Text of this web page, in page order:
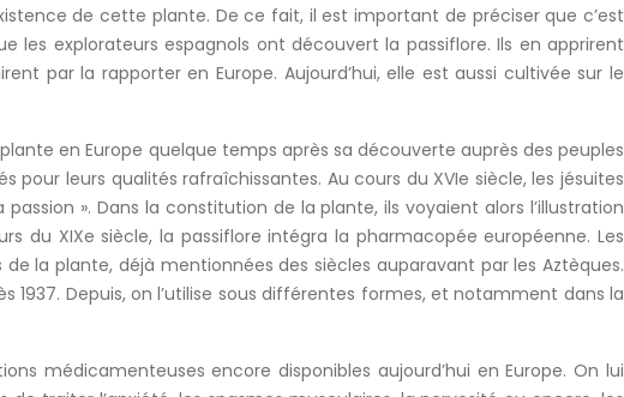
de cette plante. De ce fait, il est important de préciser que c’est
les explorateurs espagnols ont découvert la passiflore. Ils en apprirent
par la rapporter en Europe. Aujourd’hui, elle est aussi cultivée sur le
en Europe quelque temps après sa découverte auprès des peuples
pour leurs qualités rafraîchissantes. Au cours du XVIe siècle, les jésuites
». Dans la constitution de la plante, ils voyaient alors l’illustration
du XIXe siècle, la passiflore intégra la pharmacopée européenne. Les
la plante, déjà mentionnées des siècles auparavant par les Aztèques.
1937. Depuis, on l’utilise sous différentes formes, et notamment dans la
médicamenteuses encore disponibles aujourd’hui en Europe. On lui